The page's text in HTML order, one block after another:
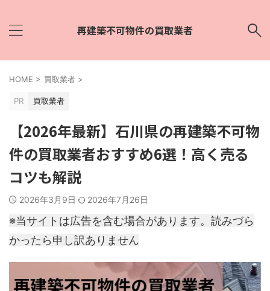
再建築不可物件の買取業者
HOME > 買取業者 >
PR 買取業者
【2026年最新】石川県の再建築不可物
件の買取業者おすすめ6選！高く売る
コツも解説
2026年3月9日 2026年7月26日
※当サイトは広告を含む場合があります。読みづら
かったら申し訳ありません